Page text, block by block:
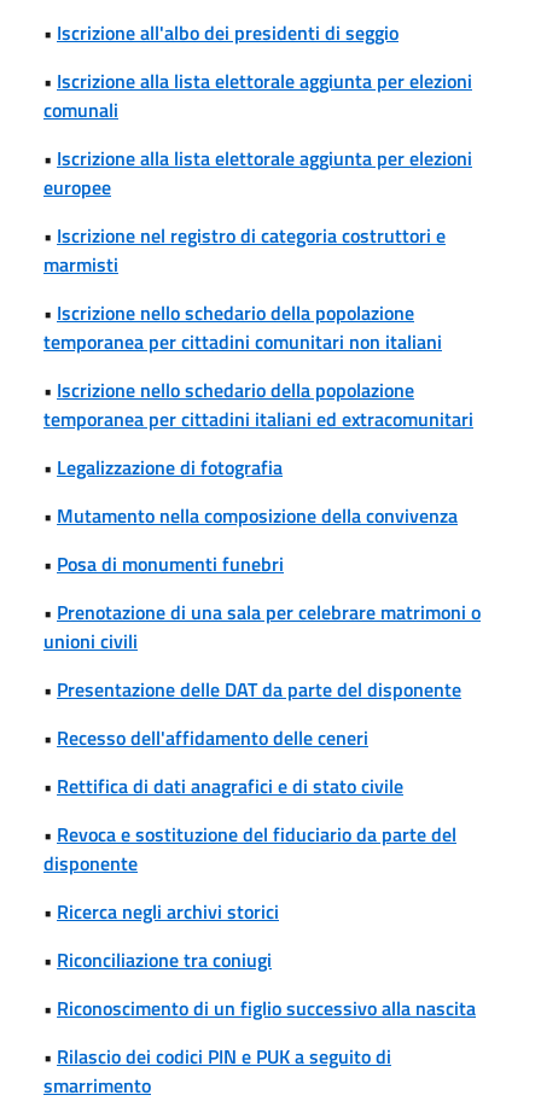
• Iscrizione all'albo dei presidenti di seggio
• Iscrizione alla lista elettorale aggiunta per elezioni
comunali
• Iscrizione alla lista elettorale aggiunta per elezioni
europee
• Iscrizione nel registro di categoria costruttori e
marmisti
• Iscrizione nello schedario della popolazione
temporanea per cittadini comunitari non italiani
• Iscrizione nello schedario della popolazione
temporanea per cittadini italiani ed extracomunitari
• Legalizzazione di fotografia
• Mutamento nella composizione della convivenza
• Posa di monumenti funebri
• Prenotazione di una sala per celebrare matrimoni o
unioni civili
• Presentazione delle DAT da parte del disponente
• Recesso dell'affidamento delle ceneri
• Rettifica di dati anagrafici e di stato civile
• Revoca e sostituzione del fiduciario da parte del
disponente
• Ricerca negli archivi storici
• Riconciliazione tra coniugi
• Riconoscimento di un figlio successivo alla nascita
• Rilascio dei codici PIN e PUK a seguito di
smarrimento